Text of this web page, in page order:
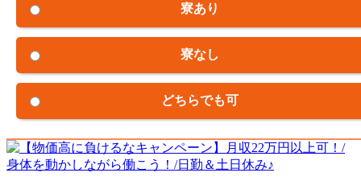
寮あり
寮なし
どちらでも可